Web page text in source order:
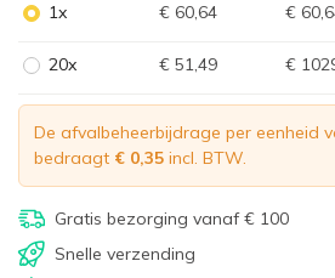
1x € 60,64 €
20x € 51,49 €
De afvalbeheerbijdrage per eenheid
bedraagt € 0,35 incl. BTW.
Gratis bezorging vanaf € 100
Snelle verzending